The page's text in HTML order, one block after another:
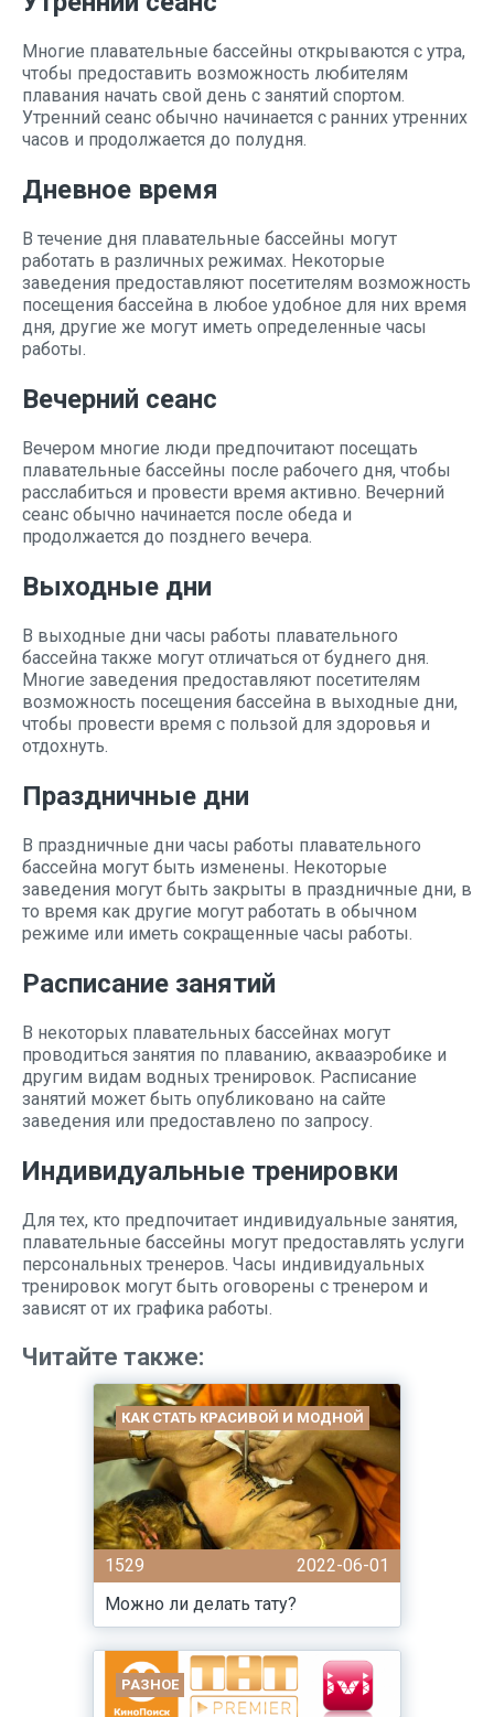
Многие плавательные бассейны открываются с утра,
чтобы предоставить возможность любителям
плавания начать свой день с занятий спортом.
Утренний сеанс обычно начинается с ранних утренних
часов и продолжается до полудня.
Дневное время
В течение дня плавательные бассейны могут
работать в различных режимах. Некоторые
заведения предоставляют посетителям возможность
посещения бассейна в любое удобное для них время
дня, другие же могут иметь определенные часы
работы.
Вечерний сеанс
Вечером многие люди предпочитают посещать
плавательные бассейны после рабочего дня, чтобы
расслабиться и провести время активно. Вечерний
сеанс обычно начинается после обеда и
продолжается до позднего вечера.
Выходные дни
В выходные дни часы работы плавательного
бассейна также могут отличаться от буднего дня.
Многие заведения предоставляют посетителям
возможность посещения бассейна в выходные дни,
чтобы провести время с пользой для здоровья и
отдохнуть.
Праздничные дни
В праздничные дни часы работы плавательного
бассейна могут быть изменены. Некоторые
заведения могут быть закрыты в праздничные дни, в
то время как другие могут работать в обычном
режиме или иметь сокращенные часы работы.
Расписание занятий
В некоторых плавательных бассейнах могут
проводиться занятия по плаванию, аквааэробике и
другим видам водных тренировок. Расписание
занятий может быть опубликовано на сайте
заведения или предоставлено по запросу.
Индивидуальные тренировки
Для тех, кто предпочитает индивидуальные занятия,
плавательные бассейны могут предоставлять услуги
персональных тренеров. Часы индивидуальных
тренировок могут быть оговорены с тренером и
зависят от их графика работы.
Читайте также:
КАК СТАТЬ КРАСИВОЙ И МОДНОЙ
1529
2022-06-01
Можно ли делать тату?
РАЗНОЕ